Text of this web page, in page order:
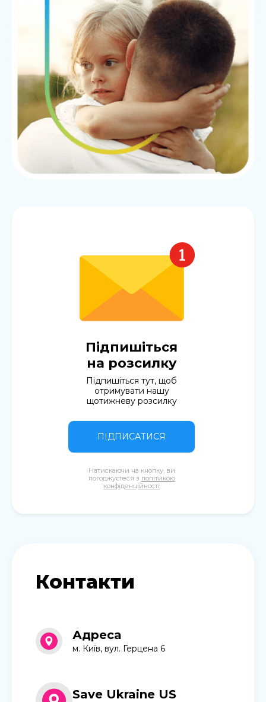
Підпишіться
на розсилку
Підпишіться тут, щоб
отримувати нашу
щотижневу розсилку
ПІДПИСАТИСЯ
Натискаючи на кнопку, ви
погоджуєтеся з політикою
конфіденційності
Контакти
Адреса
м. Київ, вул. Герцена 6
Save Ukraine US